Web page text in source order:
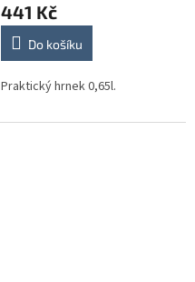
441 Kč
Do košíku
Praktický hrnek 0,65l.